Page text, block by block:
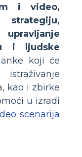
i video,
i ljudske
koji će
kao i zbirke
u izradi
scenarija